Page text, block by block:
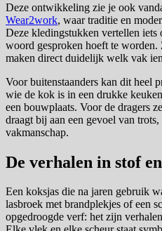
Deze ontwikkeling zie je ook
Wear2work, waar traditie en
Deze kledingstukken vertellen iets
woord gesproken hoeft te worden.
maken direct duidelijk welk vak
Voor buitenstaanders kan dit heel
wie de kok is in een drukke
een bouwplaats. Voor de dragers
draagt bij aan een gevoel van
vakmanschap.
De verhalen in stof
Een koksjas die na jaren gebruik
lasbroek met brandplekjes of een
opgedroogde verf: het zijn